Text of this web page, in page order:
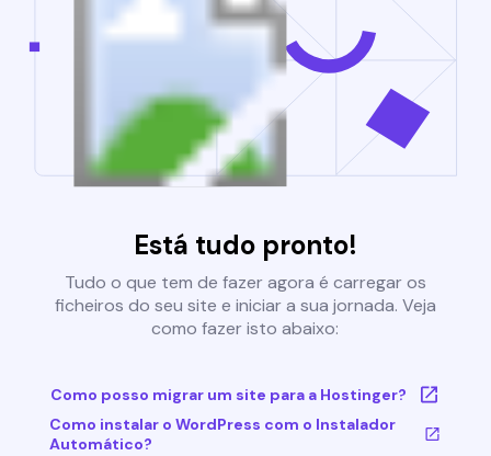
Está tudo pronto!
Tudo o que tem de fazer agora é carregar os
ficheiros do seu site e iniciar a sua jornada. Veja
como fazer isto abaixo:
Como posso migrar um site para a Hostinger?
Como instalar o WordPress com o Instalador
Automático?